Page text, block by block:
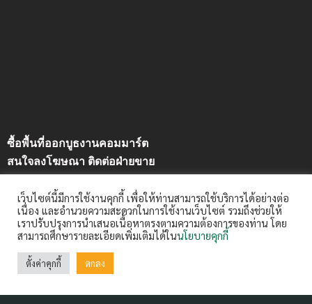
ซื้อพื้นที่ออกบูธงานคอมมาร์ต
สนใจลงโฆษณา ติดต่อฝ่ายขาย
คุณวันวิสาข์ คำหอมรื่น (แนน)
08-1668-2221 email : wanvisak@arip.co.th
ฝากข่าวประชาสัมพันธ์
Contact us:ctm@arip.co.th
เว็บไซต์นี้มีการใช้งานคุกกี้ เพื่อให้ท่านสามารถใช้บริการได้อย่างต่อ
เนื่อง และอำนวยความสะดวกในการใช้งานเว็บไซต์ รวมถึงช่วยให้
เราปรับปรุงการนำเสนอเนื้อหาตรงตามความต้องการของท่าน โดย
สามารถศึกษารายละเอียดเพิ่มเติมได้ในนโยบายคุกกี้
ตั้งค่าคุกกี้ ตกลง